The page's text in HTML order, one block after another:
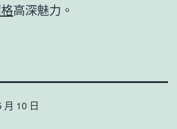
高深魅力。
月 10 日